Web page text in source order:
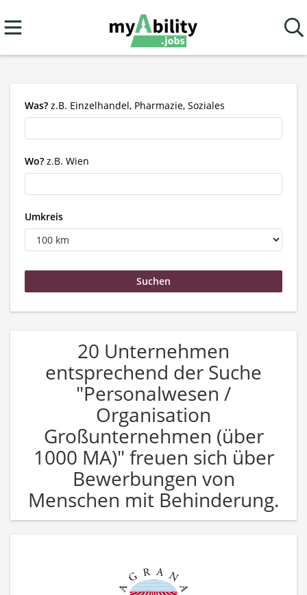
Was? z.B. Einzelhandel, Pharmazie, Soziales
Wo? z.B. Wien
Umkreis
20 Unternehmen
entsprechend der Suche
"Personalwesen /
Organisation
Großunternehmen (über
1000 MA)" freuen sich über
Bewerbungen von
Menschen mit Behinderung.